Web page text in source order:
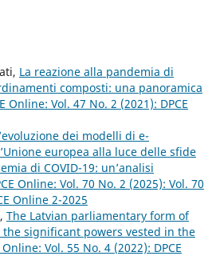
La reazione alla pandemia di
composti: una panoramica
Online: Vol. 47 No. 2 (2021): DPCE
dei modelli di e-
europea alla luce delle sfide
di COVID-19: un’analisi
Online: Vol. 70 No. 2 (2025): Vol. 70
Online 2-2025
The Latvian parliamentary form of
significant powers vested in the
Online: Vol. 55 No. 4 (2022): DPCE